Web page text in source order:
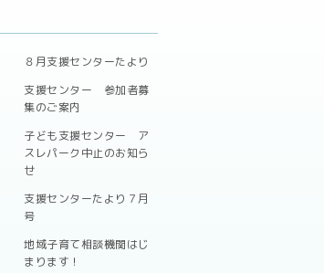
８月支援センターたより
支援センター 参加者募
集のご案内
子ども支援センター ア
スレパーク中止のお知ら
せ
支援センターたより７月
号
地域子育て相談機関はじ
まります！